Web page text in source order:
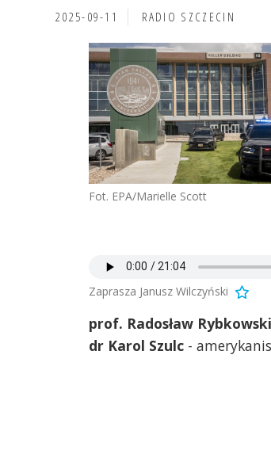
2025-09-11 RADIO SZCZECIN
Fot. EPA/Marielle Scott
Zaprasza Janusz Wilczyński
prof. Radosław Rybkowski
dr Karol Szulc -